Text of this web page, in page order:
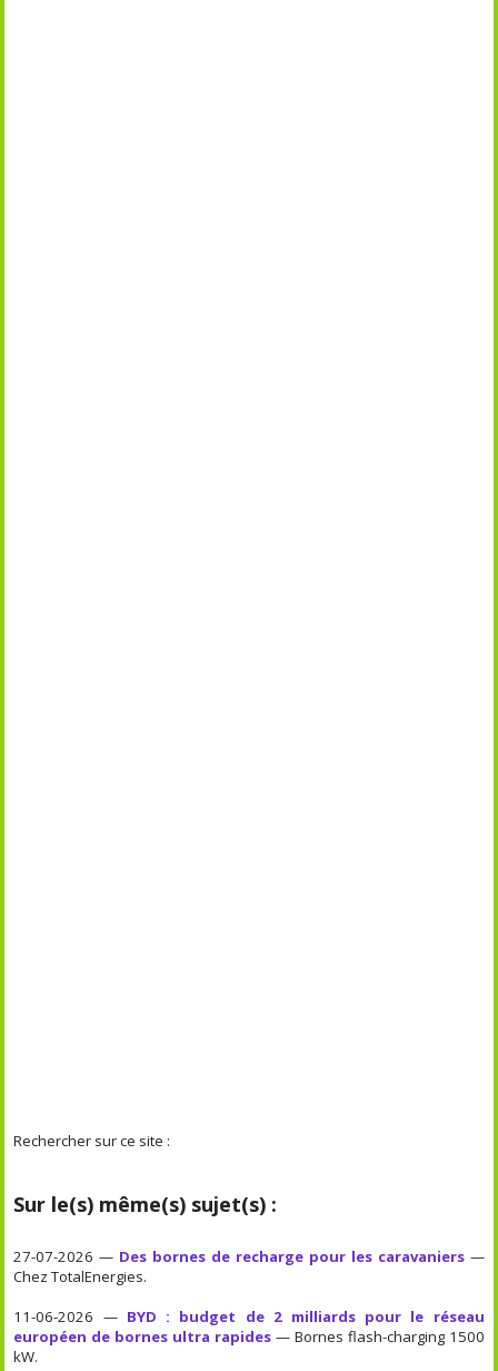
Rechercher sur ce site :
Sur le(s) même(s) sujet(s) :
27-07-2026 — Des bornes de recharge pour les caravaniers—
Chez TotalEnergies.
11-06-2026 — BYD : budget de 2 milliards pour le réseau
européen de bornes ultra rapides — Bornes flash-charging 1500
kW.